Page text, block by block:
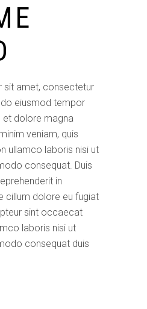
sit amet, consectetur
eiusmod tempor
et dolore magna
veniam, quis
ullamco laboris nisi ut
consequat. Duis
in
cillum dolore eu fugiat
sint occaecat
laboris nisi ut
consequat duis